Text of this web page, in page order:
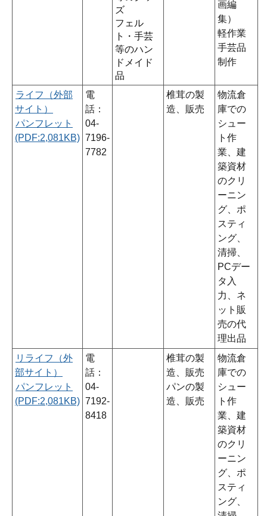
ズ
フェル
ト・手芸
等のハン
ドメイド
品
画編
集）
軽作業
手芸品
制作
ライフ（外部
サイト）
パンフレット
(PDF:2,081KB)
電
話：
04-
7196-
7782
椎茸の製
造、販売
物流倉
庫での
シュー
ト作
業、建
築資材
のクリ
ーニン
グ、ポ
スティ
ング、
清掃、
PCデー
タ入
力、ネ
ット販
売の代
理出品
リライフ（外
部サイト）
パンフレット
(PDF:2,081KB)
電
話：
04-
7192-
8418
椎茸の製
造、販売
パンの製
造、販売
物流倉
庫での
シュー
ト作
業、建
築資材
のクリ
ーニン
グ、ポ
スティ
ング、